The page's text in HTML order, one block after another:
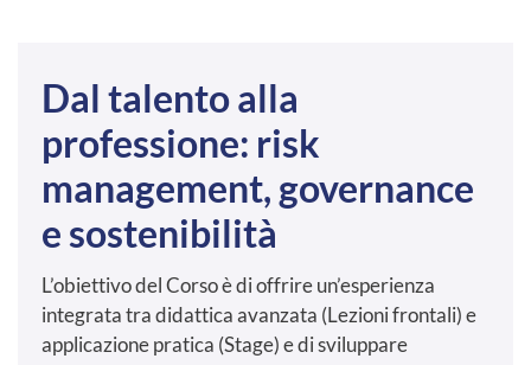
Dal talento alla
professione: risk
management, governance
e sostenibilità
L’obiettivo del Corso è di offrire un’esperienza
integrata tra didattica avanzata (Lezioni frontali) e
applicazione pratica (Stage) e di sviluppare